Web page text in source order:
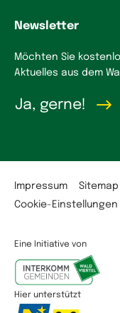
Newsletter
Möchten Sie
Aktuelles aus dem
Ja, gerne!
Impressum Sitemap
Cookie-Einstellungen
Eine Initiative von
Hier unterstützt